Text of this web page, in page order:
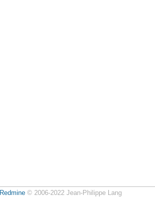
Redmine© 2006-2022 Jean-Philippe Lang